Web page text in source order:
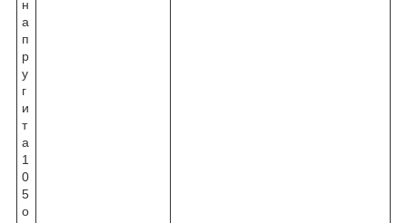
н
а
п
р
у
г
и
т
а
1
0
5
о